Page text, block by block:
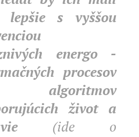
lepšie s vyššou
energo -
procesov
život a
(ide o